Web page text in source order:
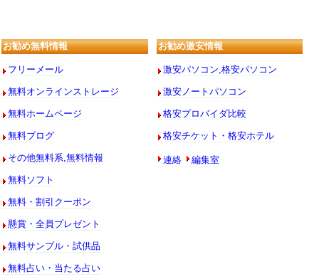
お勧め無料情報
フリーメール
無料オンラインストレージ
無料ホームページ
無料ブログ
その他無料系,無料情報
無料ソフト
無料・割引クーポン
懸賞・全員プレゼント
無料サンプル・試供品
無料占い・当たる占い
お勧め激安情報
激安パソコン,格安パソコン
激安ノートパソコン
格安プロバイダ比較
格安チケット・格安ホテル
連絡 編集室